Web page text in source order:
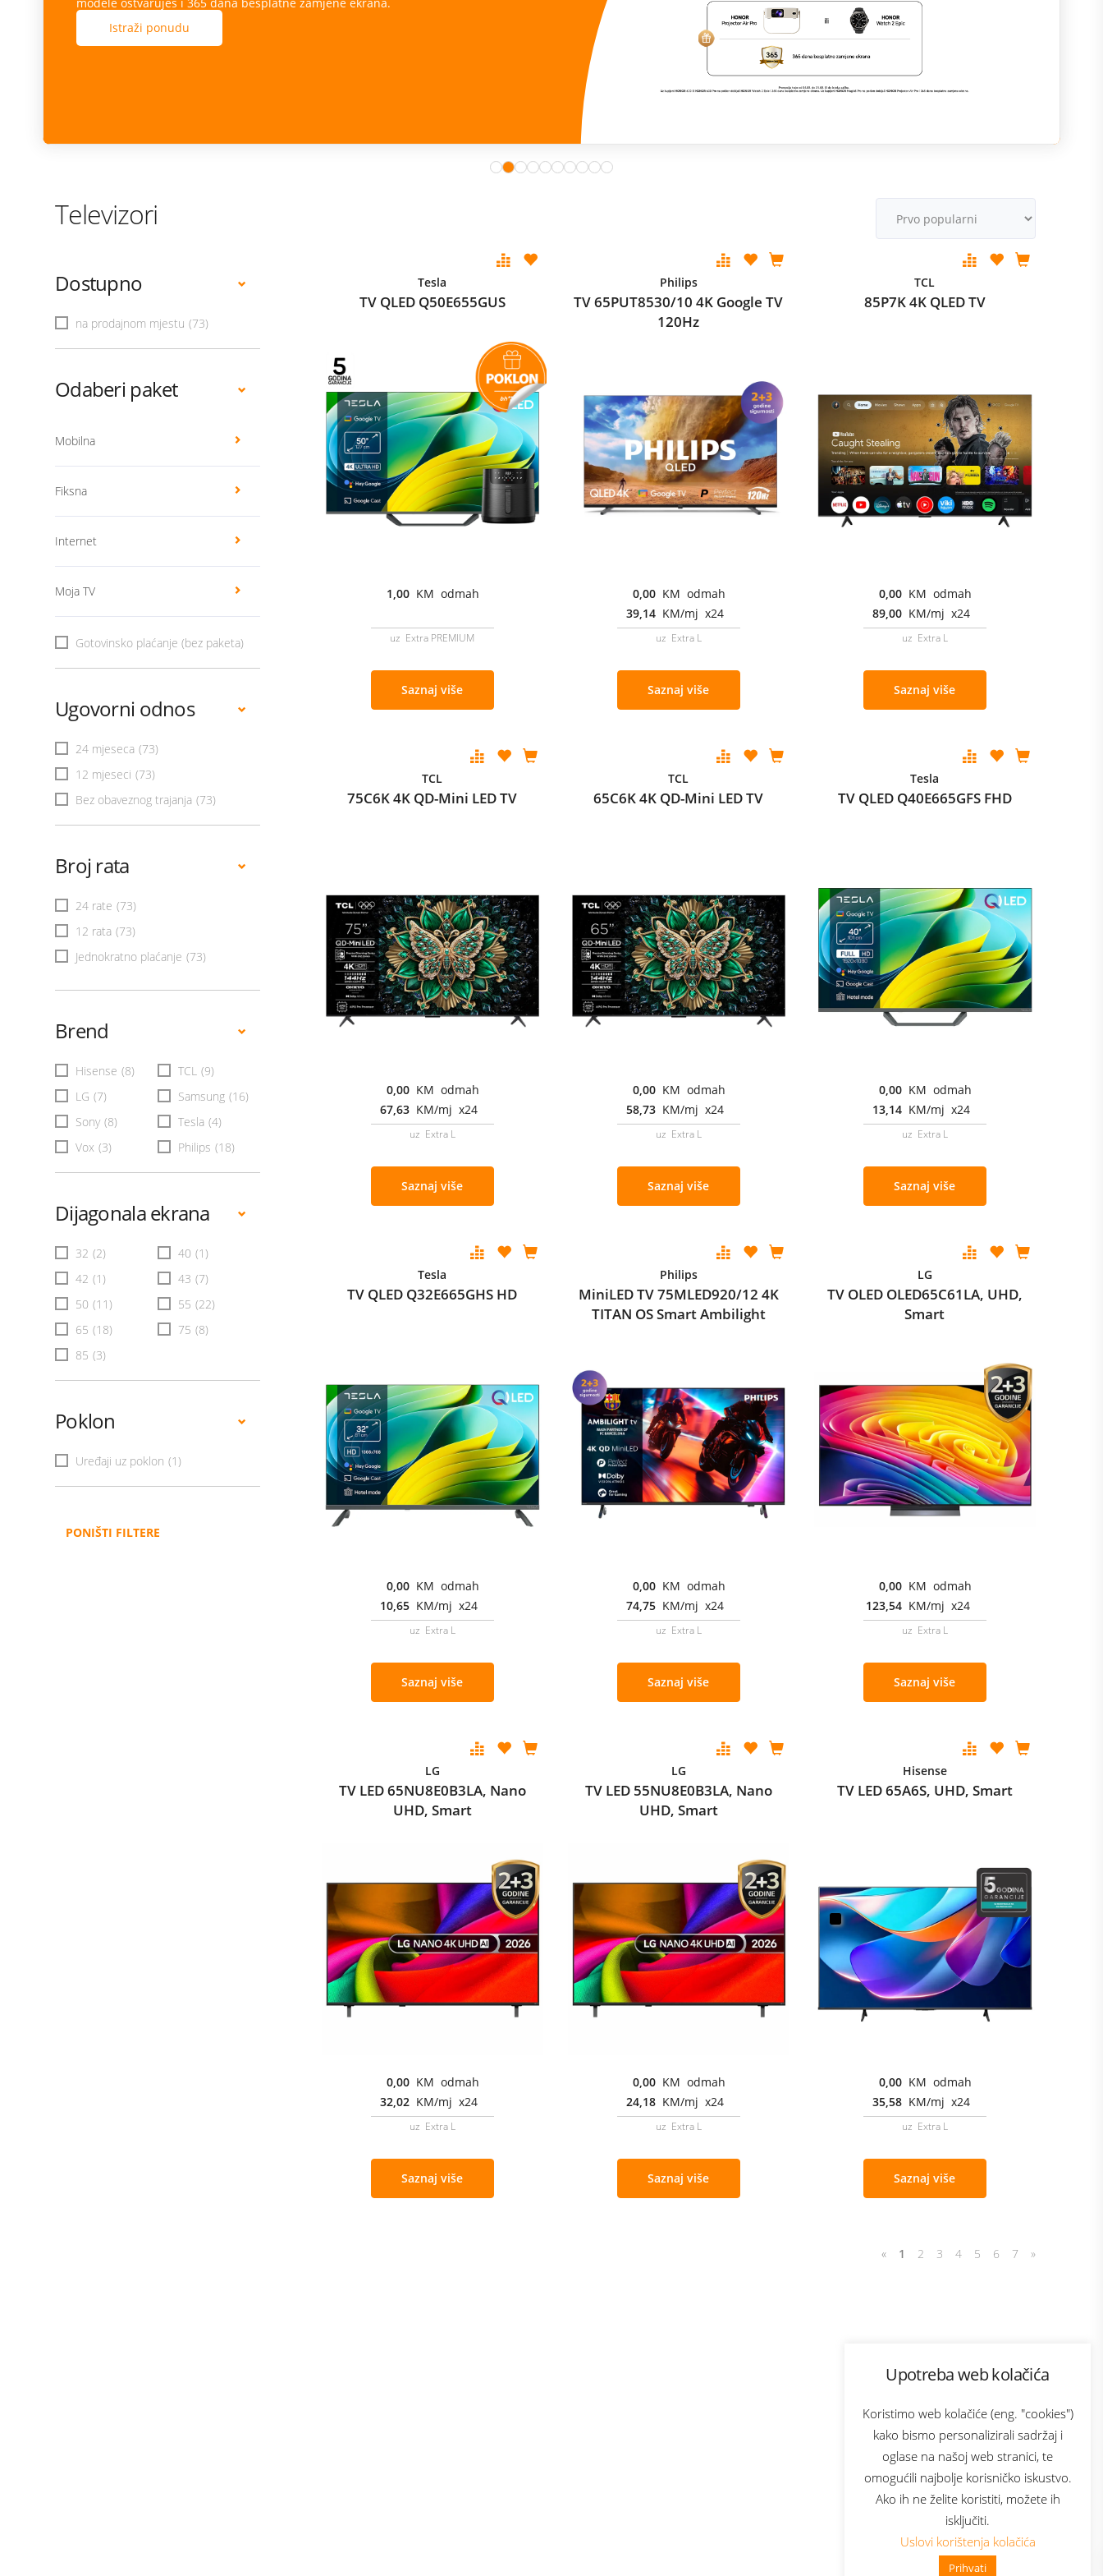
Upotreba web kolačića
Koristimo web kolačiće (eng. "cookies")
kako bismo personalizirali sadržaj i
oglase na našoj web stranici, te
omogućili najbolje korisničko iskustvo.
Ako ih ne želite koristiti, možete ih
isključiti.
Uslovi korištenja kolačića
Prihvati
👋 Zdravo, kako mogu pomoći?
Istraži ponudu
Televizori
Dostupno
na prodajnom mjestu (73)
Odaberi paket
Mobilna
Fiksna
Internet
Moja TV
Gotovinsko plaćanje (bez paketa)
Ugovorni odnos
24 mjeseca (73)
12 mjeseci (73)
Bez obaveznog trajanja (73)
Broj rata
24 rate (73)
12 rata (73)
Jednokratno plaćanje (73)
Brend
Hisense (8) TCL (9)
LG (7) Samsung (16)
Sony (8) Tesla (4)
Vox (3) Philips (18)
Dijagonala ekrana
32 (2) 40 (1)
42 (1) 43 (7)
50 (11) 55 (22)
65 (18) 75 (8)
85 (3)
Poklon
Uređaji uz poklon (1)
PONIŠTI FILTERE
Tesla
TV QLED Q50E655GUS
1,00 KM odmah
uz Extra PREMIUM
Saznaj više
Philips
TV 65PUT8530/10 4K Google TV
120Hz
0,00 KM odmah
39,14 KM/mj x24
uz Extra L
Saznaj više
TCL
85P7K 4K QLED TV
0,00 KM odmah
89,00 KM/mj x24
uz Extra L
Saznaj više
TCL
75C6K 4K QD-Mini LED TV
0,00 KM odmah
67,63 KM/mj x24
uz Extra L
Saznaj više
TCL
65C6K 4K QD-Mini LED TV
0,00 KM odmah
58,73 KM/mj x24
uz Extra L
Saznaj više
Tesla
TV QLED Q40E665GFS FHD
0,00 KM odmah
13,14 KM/mj x24
uz Extra L
Saznaj više
Tesla
TV QLED Q32E665GHS HD
0,00 KM odmah
10,65 KM/mj x24
uz Extra L
Saznaj više
Philips
MiniLED TV 75MLED920/12 4K
TITAN OS Smart Ambilight
0,00 KM odmah
74,75 KM/mj x24
uz Extra L
Saznaj više
LG
TV OLED OLED65C61LA, UHD,
Smart
0,00 KM odmah
123,54 KM/mj x24
uz Extra L
Saznaj više
LG
TV LED 65NU8E0B3LA, Nano
UHD, Smart
0,00 KM odmah
32,02 KM/mj x24
uz Extra L
Saznaj više
LG
TV LED 55NU8E0B3LA, Nano
UHD, Smart
0,00 KM odmah
24,18 KM/mj x24
uz Extra L
Saznaj više
Hisense
TV LED 65A6S, UHD, Smart
0,00 KM odmah
35,58 KM/mj x24
uz Extra L
Saznaj više
« 1 2 3 4 5 6 7 »
Bonus plus
Prijava za newsletter